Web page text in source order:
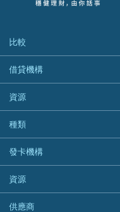
比較
私人貸款比較
稅季/稅務貸款
網上貸款
結餘轉戶(清卡數貸款)
銀行貸款
財務公司貸款
免入息貸款
免TU貸款
急借錢
借貸機構
BEA 東亞銀行
BOC 中國銀行
Cashing Pro 優尚信貸
CCB(Asia) 中國建設銀行 (亞洲)
Citibank 花旗銀行
CNCBI 信銀國際
CreFIT 維信
資源
如何申請個人貸款
如何管理個人貸款
個人貸款有用資訊
清卡數貸款教學
循環貸款教學
種類
網購優惠
精選外幣網購信用卡
尊尚信用卡
公司信用卡
發卡機構
Citibank花旗銀行
AE美國運通
資源
Black Friday優惠
供應商